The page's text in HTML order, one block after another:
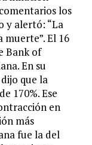
los
y alertó: “La
El 16
Bank of
En su
que la
170%. Ese
en
más
fue la del